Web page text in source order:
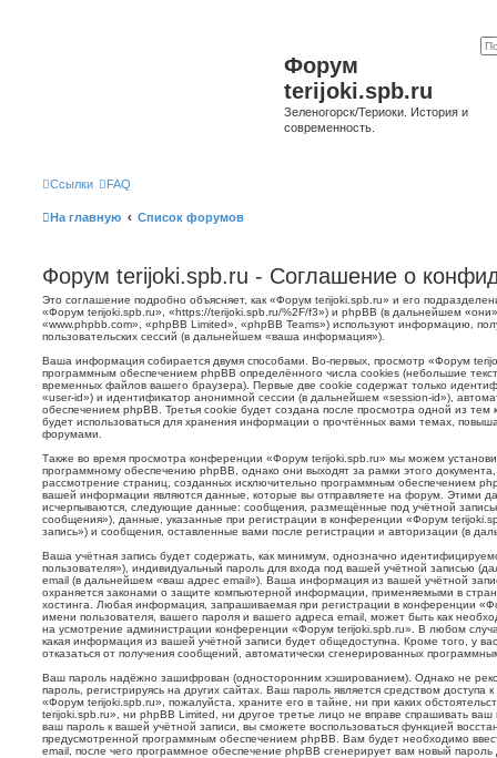
Форум
terijoki.spb.ru
Зеленогорск/Териоки. История и
современность.
Ссылки FAQ
На главную Список форумов
Форум terijoki.spb.ru - Соглашение о
Это соглашение подробно объясняет, как «Форум terijoki.spb.ru» и его
«Форум terijoki.spb.ru», «https://terijoki.spb.ru/%2F/f3») и phpBB (в дальнейшем
«www.phpbb.com», «phpBB Limited», «phpBB Teams») используют информацию,
пользовательских сессий (в дальнейшем «ваша информация»).
Ваша информация собирается двумя способами. Во-первых, просмотр «Форум
программным обеспечением phpBB определённого числа cookies (небольшие
временных файлов вашего браузера). Первые две cookie содержат только
«user-id») и идентификатор анонимной сессии (в дальнейшем «session-id»),
обеспечением phpBB. Третья cookie будет создана после просмотра одной из
будет использоваться для хранения информации о прочтённых вами темах,
форумами.
Также во время просмотра конференции «Форум terijoki.spb.ru» мы можем
программному обеспечению phpBB, однако они выходят за рамки этого документа,
рассмотрение страниц, созданных исключительно программным обеспечением
вашей информации являются данные, которые вы отправляете на форум. Этими
исчерпываются, следующие данные: сообщения, размещённые под учётной
сообщения»), данные, указанные при регистрации в конференции «Форум
запись») и сообщения, оставленные вами после регистрации и авторизации (в
Ваша учётная запись будет содержать, как минимум, однозначно
пользователя»), индивидуальный пароль для входа под вашей учётной записью
email (в дальнейшем «ваш адрес email»). Ваша информация из вашей учётной
охраняется законами о защите компьютерной информации, применяемыми в
хостинга. Любая информация, запрашиваемая при регистрации в конференции
имени пользователя, вашего пароля и вашего адреса email, может быть как
на усмотрение администрации конференции «Форум terijoki.spb.ru». В любом
какая информация из вашей учётной записи будет общедоступна. Кроме того, у
отказаться от получения сообщений, автоматически сгенерированных
Ваш пароль надёжно зашифрован (односторонним хэшированием). Однако не
пароль, регистрируясь на других сайтах. Ваш пароль является средством
«Форум terijoki.spb.ru», пожалуйста, храните его в тайне, ни при каких
terijoki.spb.ru», ни phpBB Limited, ни другое третье лицо не вправе спрашивать
ваш пароль к вашей учётной записи, вы сможете воспользоваться функцией
предусмотренной программным обеспечением phpBB. Вам будет необходимо
email, после чего программное обеспечение phpBB сгенерирует вам новый